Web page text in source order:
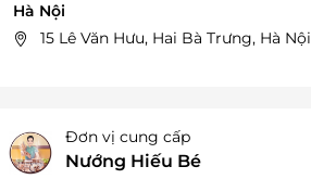
Hà Nội
15 Lê Văn Hưu, Hai Bà Trưng, Hà Nội
Đơn vị cung cấp
Nướng Hiếu Bé